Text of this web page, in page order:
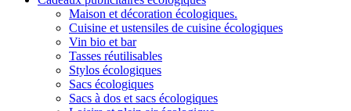
Maison et décoration écologiques.
Cuisine et ustensiles de cuisine écologiques
Vin bio et bar
Tasses réutilisables
Stylos écologiques
Sacs écologiques
Sacs à dos et sacs écologiques